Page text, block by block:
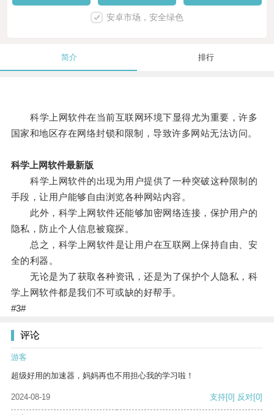
安卓市场，安全绿色
简介 排行
科学上网软件在当前互联网环境下显得尤为重要，许多
国家和地区存在网络封锁和限制，导致许多网站无法访问。
科学上网软件最新版
科学上网软件的出现为用户提供了一种突破这种限制的
手段，让用户能够自由浏览各种网站内容。
此外，科学上网软件还能够加密网络连接，保护用户的
隐私，防止个人信息被窥探。
总之，科学上网软件是让用户在互联网上保持自由、安
全的利器。
无论是为了获取各种资讯，还是为了保护个人隐私，科
学上网软件都是我们不可或缺的好帮手。
#3#
评论
游客
超级好用的加速器，妈妈再也不用担心我的学习啦！
2024-08-19 支持[0] 反对[0]